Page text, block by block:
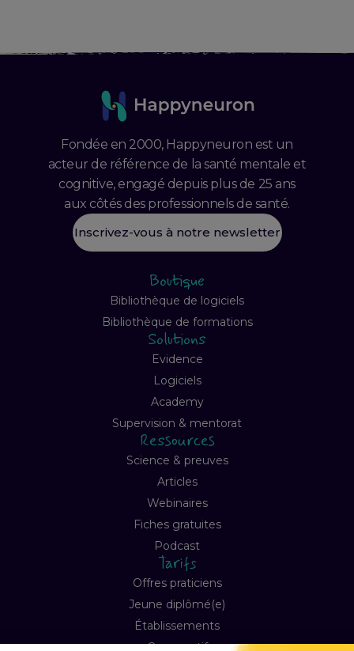
Fondée en 2000, Happyneuron est un
acteur de référence de la santé mentale et
cognitive, engagé depuis plus de 25 ans
aux côtés des professionnels de santé.
Inscrivez-vous à notre newsletter
Boutique
Bibliothèque de logiciels
Bibliothèque de formations
Solutions
Evidence
Logiciels
Academy
Supervision & mentorat
Ressources
Science & preuves
Articles
Webinaires
Fiches gratuites
Podcast
Tarifs
Offres praticiens
Jeune diplômé(e)
Établissements
Comparatif